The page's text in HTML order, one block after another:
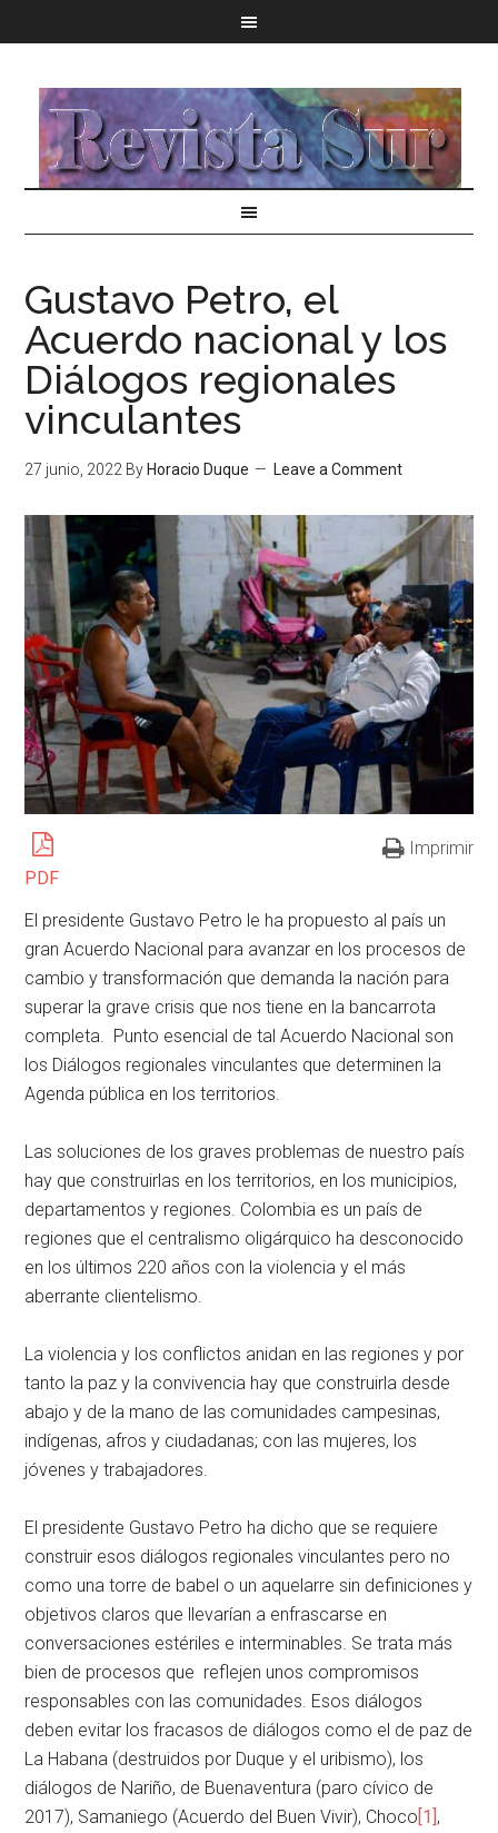
Gustavo Petro, el
Acuerdo nacional y los
Diálogos regionales
vinculantes
27 junio, 2022 By Horacio Duque Leave a Comment
PDF
Imprimir
El presidente Gustavo Petro le ha propuesto al país un
gran Acuerdo Nacional para avanzar en los procesos de
cambio y transformación que demanda la nación para
superar la grave crisis que nos tiene en la bancarrota
completa. Punto esencial de tal Acuerdo Nacional son
los Diálogos regionales vinculantes que determinen la
Agenda pública en los territorios.
Las soluciones de los graves problemas de nuestro país
hay que construirlas en los territorios, en los municipios,
departamentos y regiones. Colombia es un país de
regiones que el centralismo oligárquico ha desconocido
en los últimos 220 años con la violencia y el más
aberrante clientelismo.
La violencia y los conflictos anidan en las regiones y por
tanto la paz y la convivencia hay que construirla desde
abajo y de la mano de las comunidades campesinas,
indígenas, afros y ciudadanas; con las mujeres, los
jóvenes y trabajadores.
El presidente Gustavo Petro ha dicho que se requiere
construir esos diálogos regionales vinculantes pero no
como una torre de babel o un aquelarre sin definiciones y
objetivos claros que llevarían a enfrascarse en
conversaciones estériles e interminables. Se trata más
bien de procesos que reflejen unos compromisos
responsables con las comunidades. Esos diálogos
deben evitar los fracasos de diálogos como el de paz de
La Habana (destruidos por Duque y el uribismo), los
diálogos de Nariño, de Buenaventura (paro cívico de
2017), Samaniego (Acuerdo del Buen Vivir), Choco[1],